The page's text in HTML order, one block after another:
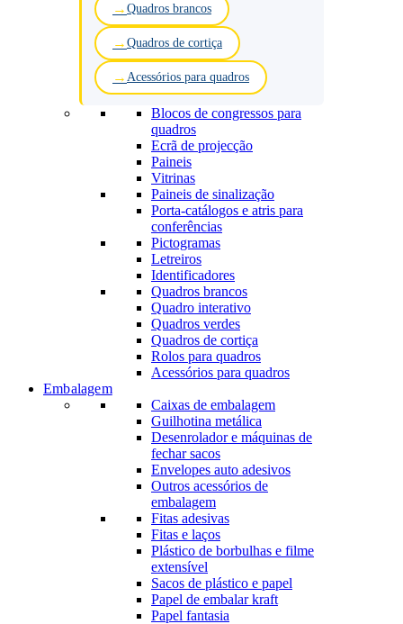
Quadros brancos
Quadros de cortiça
Acessórios para quadros
Blocos de congressos para
quadros
Ecrã de projecção
Paineis
Vitrinas
Paineis de sinalização
Porta-catálogos e atris para
conferências
Pictogramas
Letreiros
Identificadores
Quadros brancos
Quadro interativo
Quadros verdes
Quadros de cortiça
Rolos para quadros
Acessórios para quadros
Embalagem
Caixas de embalagem
Guilhotina metálica
Desenrolador e máquinas de
fechar sacos
Envelopes auto adesivos
Outros acessórios de
embalagem
Fitas adesivas
Fitas e laços
Plástico de borbulhas e filme
extensível
Sacos de plástico e papel
Papel de embalar kraft
Papel fantasia